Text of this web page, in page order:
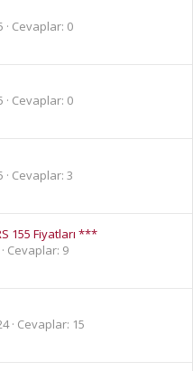
Cevaplar: 0
Cevaplar: 0
Cevaplar: 3
155 Fiyatları ***
Cevaplar: 9
Cevaplar: 15